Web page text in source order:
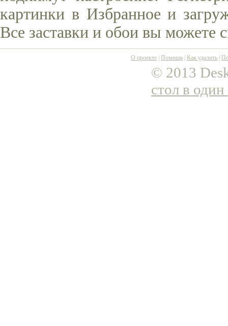
картинки в Избранное и
Все заставки и обои вы можете
О проекте Помощь Как удалить
© 2013
стол в